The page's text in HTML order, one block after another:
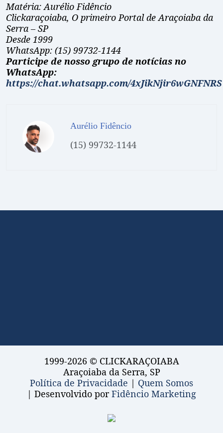
Matéria: Aurélio Fidêncio
Clickaraçoiaba, O primeiro Portal de Araçoiaba da
Serra – SP
Desde 1999
WhatsApp: (15) 99732-1144
Participe de nosso grupo de notícias no
WhatsApp:
https://chat.whatsapp.com/4xJikNjir6wGNFNRS
Aurélio Fidêncio
(15) 99732-1144
1999-2026 © CLICKARAÇOIABA
Araçoiaba da Serra, SP
Política de Privacidade | Quem Somos
| Desenvolvido porFidêncio Marketing